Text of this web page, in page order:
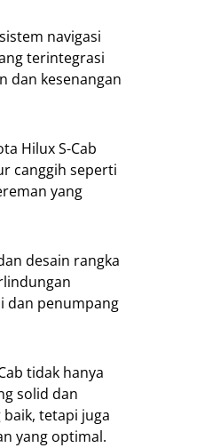
navigasi
terintegrasi
dan kesenangan
Hilux S-Cab
canggih seperti
yang
desain rangka
dan penumpang
tidak hanya
solid dan
tetapi juga
yang optimal.